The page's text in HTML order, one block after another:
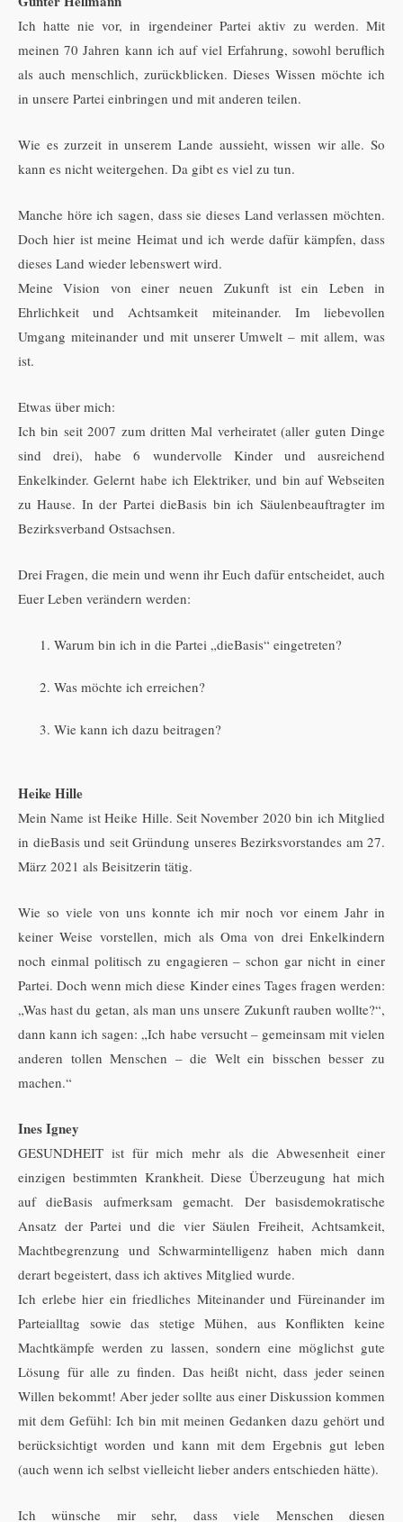
Ich hatte nie vor, in irgendeiner Partei aktiv zu werden. Mit
meinen 70 Jahren kann ich auf viel Erfahrung, sowohl beruflich
als auch menschlich, zurückblicken. Dieses Wissen möchte ich
in unsere Partei einbringen und mit anderen teilen.
Wie es zurzeit in unserem Lande aussieht, wissen wir alle. So
kann es nicht weitergehen. Da gibt es viel zu tun.
Manche höre ich sagen, dass sie dieses Land verlassen möchten.
Doch hier ist meine Heimat und ich werde dafür kämpfen, dass
dieses Land wieder lebenswert wird.
Meine Vision von einer neuen Zukunft ist ein Leben in
Ehrlichkeit und Achtsamkeit miteinander. Im liebevollen
Umgang miteinander und mit unserer Umwelt – mit allem, was
ist.
Etwas über mich:
Ich bin seit 2007 zum dritten Mal verheiratet (aller guten Dinge
sind drei), habe 6 wundervolle Kinder und ausreichend
Enkelkinder. Gelernt habe ich Elektriker, und bin auf Webseiten
zu Hause. In der Partei dieBasis bin ich Säulenbeauftragter im
Bezirksverband Ostsachsen.
Drei Fragen, die mein und wenn ihr Euch dafür entscheidet, auch
Euer Leben verändern werden:
Warum bin ich in die Partei „dieBasis“ eingetreten?
Was möchte ich erreichen?
Wie kann ich dazu beitragen?
Heike Hille
Mein Name ist Heike Hille. Seit November 2020 bin ich Mitglied
in dieBasis und seit Gründung unseres Bezirksvorstandes am 27.
März 2021 als Beisitzerin tätig.
Wie so viele von uns konnte ich mir noch vor einem Jahr in
keiner Weise vorstellen, mich als Oma von drei Enkelkindern
noch einmal politisch zu engagieren – schon gar nicht in einer
Partei. Doch wenn mich diese Kinder eines Tages fragen werden:
„Was hast du getan, als man uns unsere Zukunft rauben wollte?“,
dann kann ich sagen: „Ich habe versucht – gemeinsam mit vielen
anderen tollen Menschen – die Welt ein bisschen besser zu
machen.“
Ines Igney
GESUNDHEIT ist für mich mehr als die Abwesenheit einer
einzigen bestimmten Krankheit. Diese Überzeugung hat mich
auf dieBasis aufmerksam gemacht. Der basisdemokratische
Ansatz der Partei und die vier Säulen Freiheit, Achtsamkeit,
Machtbegrenzung und Schwarmintelligenz haben mich dann
derart begeistert, dass ich aktives Mitglied wurde.
Ich erlebe hier ein friedliches Miteinander und Füreinander im
Parteialltag sowie das stetige Mühen, aus Konflikten keine
Machtkämpfe werden zu lassen, sondern eine möglichst gute
Lösung für alle zu finden. Das heißt nicht, dass jeder seinen
Willen bekommt! Aber jeder sollte aus einer Diskussion kommen
mit dem Gefühl: Ich bin mit meinen Gedanken dazu gehört und
berücksichtigt worden und kann mit dem Ergebnis gut leben
(auch wenn ich selbst vielleicht lieber anders entschieden hätte).
Ich wünsche mir sehr, dass viele Menschen diesen